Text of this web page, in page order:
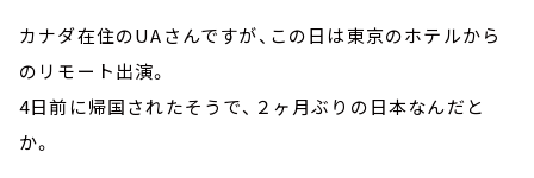
カナダ在住のUAさんですが、この日は東京のホテルから
のリモート出演。
4日前に帰国されたそうで、２ヶ月ぶりの日本なんだと
か。